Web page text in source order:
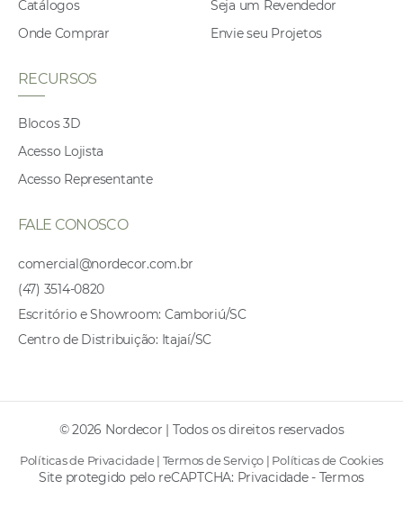
Catálogos
Onde Comprar
Seja um Revendedor
Envie seu Projetos
RECURSOS
Blocos 3D
Acesso Lojista
Acesso Representante
FALE CONOSCO
comercial@nordecor.com.br
(47) 3514-0820
Escritório e Showroom: Camboriú/SC
Centro de Distribuição: Itajaí/SC
© 2026 Nordecor | Todos os direitos reservados
Políticas de Privacidade| Termos de Serviço | Políticas de Cookies
Site protegido pelo reCAPTCHA: Privacidade- Termos